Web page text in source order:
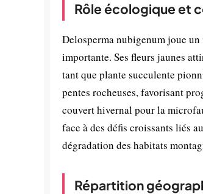
Rôle écologique et
Delosperma nubigenum joue
importante. Ses fleurs jaunes
tant que plante succulente
pentes rocheuses, favorisant
couvert hivernal pour la
face à des défis croissants liés au
dégradation des habitats
Répartition